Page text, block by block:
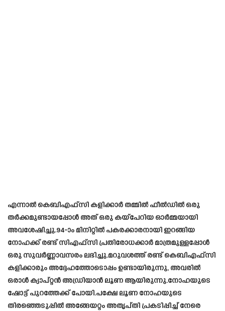
എന്നാൽ കെ‌ബി‌എഫ്‌സി കളിക്കാർ തമ്മിൽ ഫീൽഡിൽ ഒരു
തർക്കമുണ്ടായപ്പോൾ അത് ഒരു കയ്പേറിയ ഓർമ്മയായി
അവശേഷിച്ചു.94-ാം മിനിറ്റിൽ പകരക്കാരനായി ഇറങ്ങിയ
നോഹക്ക് രണ്ട് സി‌എഫ്‌സി പ്രതിരോധക്കാർ മാത്രമുള്ളപ്പോൾ
ഒരു സുവർണ്ണാവസരം ലഭിച്ചു.മറുവശത്ത് രണ്ട് കെ‌ബി‌എഫ്‌സി
കളിക്കാരും അദ്ദേഹത്തോടൊപ്പം ഉണ്ടായിരുന്നു, അവരിൽ
ഒരാൾ ക്യാപ്റ്റൻ അഡ്രിയാൻ ലൂണ ആയിരുന്നു.നോഹയുടെ
ഷോട്ട് പുറത്തേക്ക് പോയി.പക്ഷേ ലൂണ നോഹയുടെ
തിരഞ്ഞെടുപ്പിൽ അങ്ങേയറ്റം അതൃപ്തി പ്രകടിപ്പിച്ച് നേരെ